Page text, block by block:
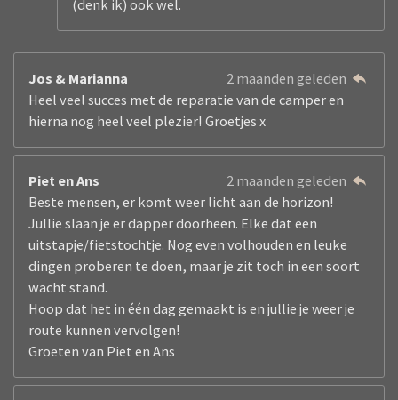
(denk ik) ook wel.
Jos & Marianna
2 maanden geleden
Heel veel succes met de reparatie van de camper en
hierna nog heel veel plezier! Groetjes x
Piet en Ans
2 maanden geleden
Beste mensen, er komt weer licht aan de horizon!
Jullie slaan je er dapper doorheen. Elke dat een
uitstapje/fietstochtje. Nog even volhouden en leuke
dingen proberen te doen, maar je zit toch in een soort
wacht stand.
Hoop dat het in één dag gemaakt is en jullie je weer je
route kunnen vervolgen!
Groeten van Piet en Ans